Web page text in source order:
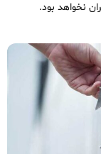
نخواهد بود.